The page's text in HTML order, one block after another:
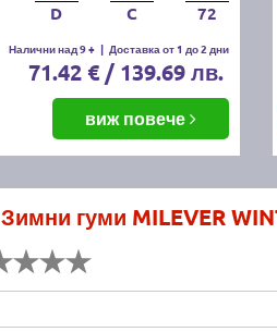
D C 72
Налични над 9 + | Доставка от 1 до 2 дни
71.42 € / 139.69 лв.
виж повече
Зимни гуми MILEVER